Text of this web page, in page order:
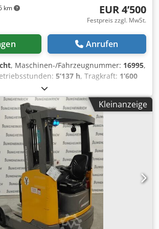
km EUR 4’500
Festpreis zzgl. MwSt.
Anrufen
, Maschinen-/Fahrzeugnummer: 16995,
5’137 h, Tragkraft: 1’600
, Freihub:
600 mm, Kraftstofftyp:elektrisch,
, Bauhöhe:1’900 mm, Batteriespannung:
1’150 mm , Gesamtgewicht:1’318 kg
Njpfx Afxoa Seriennummer: 90451156
24 V, 2 PzS, 250 Ah, Baujahr: 2014
Kleinanzeige